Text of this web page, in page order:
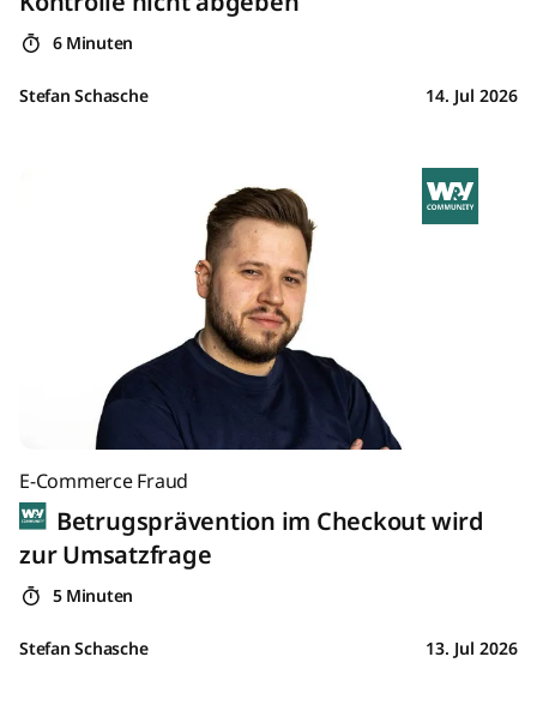
6 Minuten
Stefan Schasche 14. Jul 2026
E-Commerce Fraud
Betrugsprävention im Checkout wird
zur Umsatzfrage
5 Minuten
Stefan Schasche 13. Jul 2026